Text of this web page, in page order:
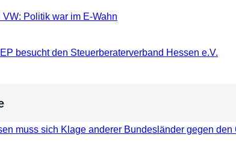
Politik war im E-Wahn
besucht den Steuerberaterverband Hessen e.V.